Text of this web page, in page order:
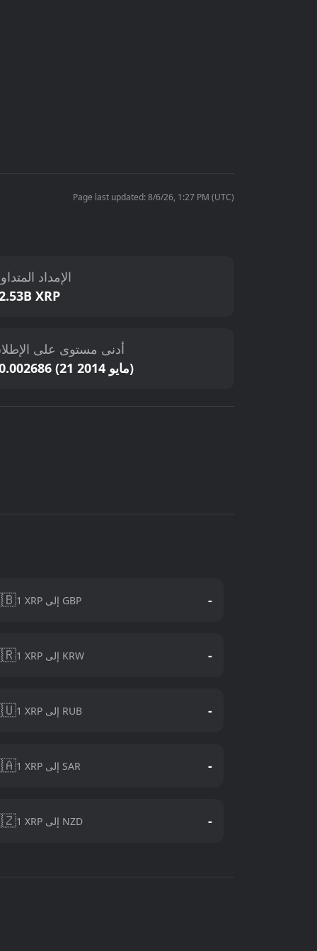
Page last updated: 8/6/26, 1:27 PM (UTC)
الإمداد
XRP
أدنى مستوى على
$0.002686 (21 مايو 2014)
1 XRP إلى GBP -
1 XRP إلى KRW -
1 XRP إلى RUB -
1 XRP إلى SAR -
1 XRP إلى NZD -